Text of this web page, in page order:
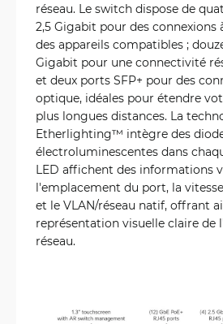
réseau. Le switch dispose de
2,5 Gigabit pour des connexions
des appareils compatibles ;
Gigabit pour une connectivité
et deux ports SFP+ pour des
optique, idéales pour étendre
plus longues distances. La
Etherlighting™ intègre des
électroluminescentes dans
LED affichent des informations
l'emplacement du port, la
et le VLAN/réseau natif, offrant
représentation visuelle claire de
réseau.